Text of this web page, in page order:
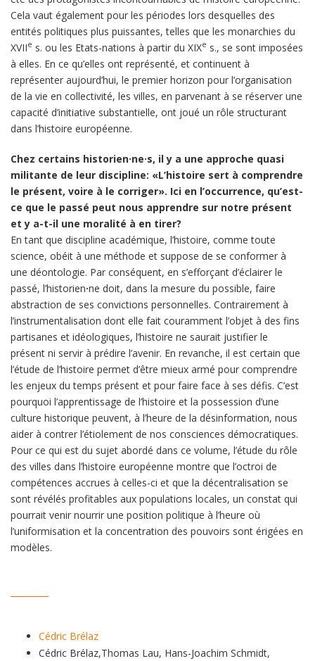
Cela vaut également pour les périodes lors desquelles des
entités politiques plus puissantes, telles que les monarchies du
XVIIe s. ou les Etats-nations à partir du XIXe s., se sont imposées
à elles. En ce qu’elles ont représenté, et continuent à
représenter aujourd’hui, le premier horizon pour l’organisation
de la vie en collectivité, les villes, en parvenant à se réserver une
capacité d’initiative substantielle, ont joué un rôle structurant
dans l’histoire européenne.
Chez certains historien·ne·s, il y a une approche quasi
militante de leur discipline: «L’histoire sert à comprendre
le présent, voire à le corriger». Ici en l’occurrence, qu’est-
ce que le passé peut nous apprendre sur notre présent
et y a-t-il une moralité à en tirer?
En tant que discipline académique, l’histoire, comme toute
science, obéit à une méthode et suppose de se conformer à
une déontologie. Par conséquent, en s’efforçant d’éclairer le
passé, l’historien·ne doit, dans la mesure du possible, faire
abstraction de ses convictions personnelles. Contrairement à
l’instrumentalisation dont elle fait couramment l’objet à des fins
partisanes et idéologiques, l’histoire ne saurait justifier le
présent ni servir à prédire l’avenir. En revanche, il est certain que
l’étude de l’histoire permet d’être mieux armé pour comprendre
les enjeux du temps présent et pour faire face à ses défis. C’est
pourquoi l’apprentissage de l’histoire et la possession d’une
culture historique peuvent, à l’heure de la désinformation, nous
aider à contrer l’étiolement de nos consciences démocratiques.
Pour ce qui est du sujet abordé dans ce volume, l’étude du rôle
des villes dans l’histoire européenne montre que l’octroi de
compétences accrues à celles-ci et que la décentralisation se
sont révélés profitables aux populations locales, un constat qui
pourrait venir nourrir une position politique à l’heure où
l’uniformisation et la concentration des pouvoirs sont érigées en
modèles.
Cédric Brélaz
Cédric Brélaz,Thomas Lau, Hans-Joachim Schmidt,